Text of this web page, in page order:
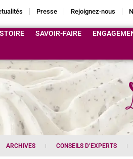
Presse Rejoignez-nous
SAVOIR-FAIRE
ARCHIVES CONSEILS D’EXPERTS